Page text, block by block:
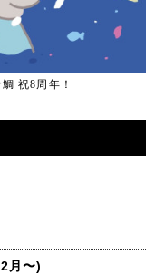
祝8周年！
月〜)